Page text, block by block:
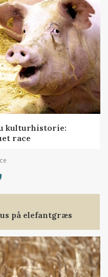
kulturhistorie:
race
på elefantgræs